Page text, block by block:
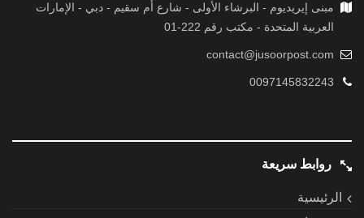
مبنى إيريديوم - البرشاء الأولى - شارع أم سقيم - دبي - الإمارات
العربية المتحدة - مكتب رقم 222-01
contact@jusoorpost.com
0097145832243
روابط سريعة
الرئيسية